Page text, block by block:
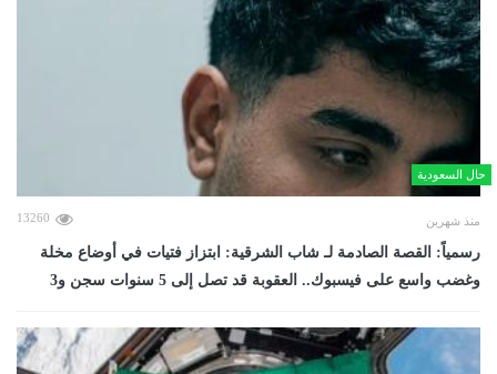
حال السعودية
منذ شهرين 13260
رسمياً: القصة الصادمة لـ شاب الشرقية: ابتزاز فتيات في أوضاع مخلة
وغضب واسع على فيسبوك.. العقوبة قد تصل إلى 5 سنوات سجن و3